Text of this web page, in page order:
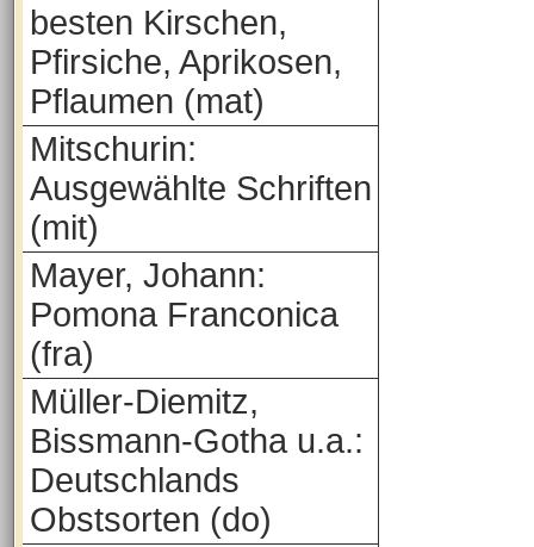
besten Kirschen,
Pfirsiche, Aprikosen,
Pflaumen (mat)
Mitschurin:
Ausgewählte Schriften
(mit)
Mayer, Johann:
Pomona Franconica
(fra)
Müller-Diemitz,
Bissmann-Gotha u.a.:
Deutschlands
Obstsorten (do)